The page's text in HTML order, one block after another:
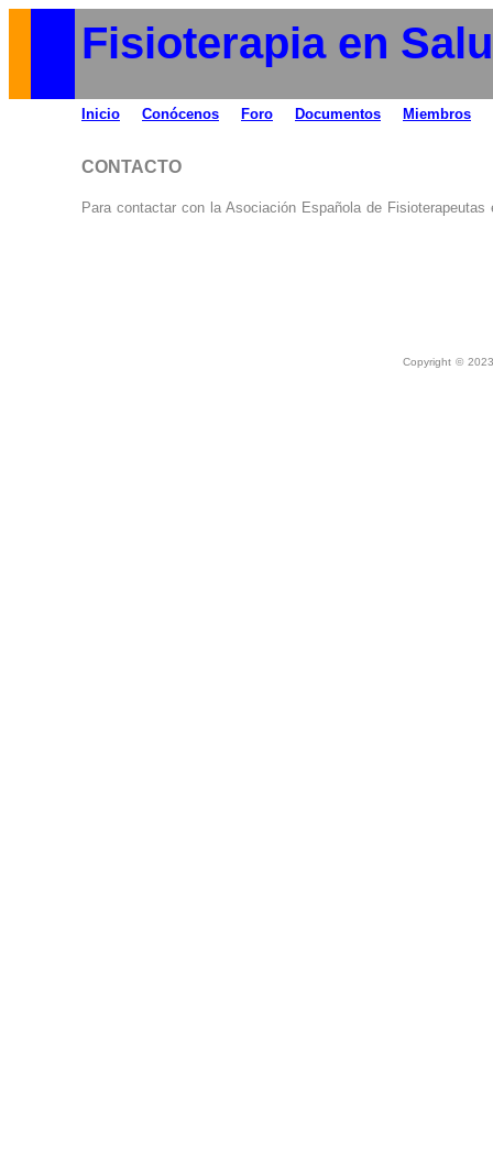
Fisioterapia en
Inicio Conócenos Foro Documentos Miembros
CONTACTO
Para contactar con la Asociación Española de
Copyright ©